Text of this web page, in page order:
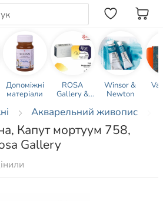
Допоміжні
матеріали
ROSA
Gallery &
Winsor &
Newton
Акварельний живопис
Капут мортуум 758,
Gallery